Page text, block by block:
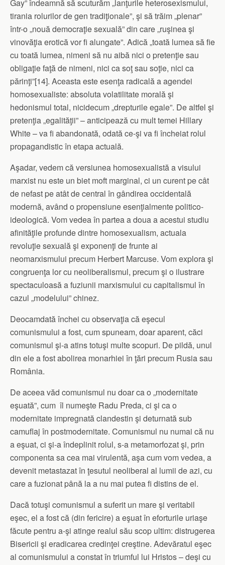
Gay” îndeamnă să scuturăm „lanţurile heterosexismului,
tirania rolurilor de gen tradiţionale”, şi să trăim „plenar”
într-o „nouă democraţie sexuală” din care „ruşinea şi
vinovăţia erotică vor fi alungate”. Adică „toată lumea să fie
cu toată lumea, nimeni să nu aibă nici o pretenţie sau
obligaţie faţă de nimeni, nici ca soţ sau soţie, nici ca
părinţi”[14]. Aceasta este esenţa radicală a agendei
homosexualiste: absoluta volatilitate morală şi
hedonismul total, nicidecum „drepturile egale”. De altfel şi
pretenţia „egalităţii” – anticipează cu mult temei Hillary
White – va fi abandonată, odată ce-şi va fi încheiat rolul
propagandistic în etapa actuală.
Aşadar, vedem că versiunea homosexualistă a visului
marxist nu este un biet moft marginal, ci un curent pe cât
de nefast pe atât de central în gândirea occidentală
modernă, având o propensiune esenţialmente politico-
ideologică. Vom vedea în partea a doua a acestui studiu
afinităţile profunde dintre homosexualism, actuala
revoluţie sexuală şi exponenţi de frunte ai
neomarxismului precum Herbert Marcuse. Vom explora şi
congruenţa lor cu neoliberalismul, precum şi o ilustrare
spectaculoasă a fuziunii marxismului cu capitalismul în
cazul „modelului” chinez.
Deocamdată închei cu observaţia că eşecul
comunismului a fost, cum spuneam, doar aparent, căci
comunismul şi-a atins totuşi multe scopuri. De pildă, unul
din ele a fost abolirea monarhiei în ţări precum Rusia sau
România.
De aceea văd comunismul nu doar ca o „modernitate
eşuată”, cum îl numeşte Radu Preda, ci şi ca o
modernitate impregnată clandestin şi deturnată sub
camuflaj în postmodernitate. Comunismul nu numai că nu
a eşuat, ci şi-a îndeplinit rolul, s-a metamorfozat şi, prin
componenta sa cea mai virulentă, aşa cum vom vedea, a
devenit metastazat în ţesutul neoliberal al lumii de azi, cu
care a fuzionat până la a nu mai putea fi distins de el.
Dacă totuşi comunismul a suferit un mare şi veritabil
eşec, el a fost că (din fericire) a eşuat în eforturile uriaşe
făcute pentru a-şi atinge realul său scop ultim: distrugerea
Bisericii şi eradicarea credinţei creştine. Adevăratul eşec
al comunismului a constat în triumful lui Hristos – deşi cu